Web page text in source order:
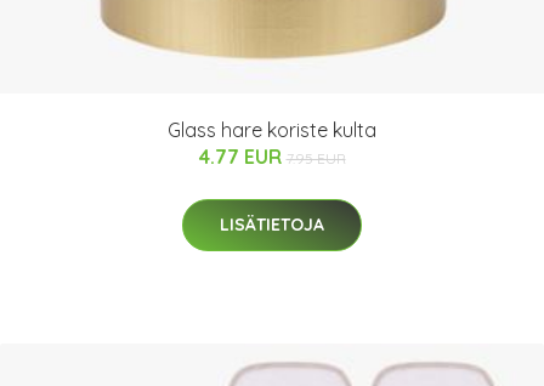
Glass hare koriste kulta
4.77 EUR 7.95 EUR
LISÄTIETOJA